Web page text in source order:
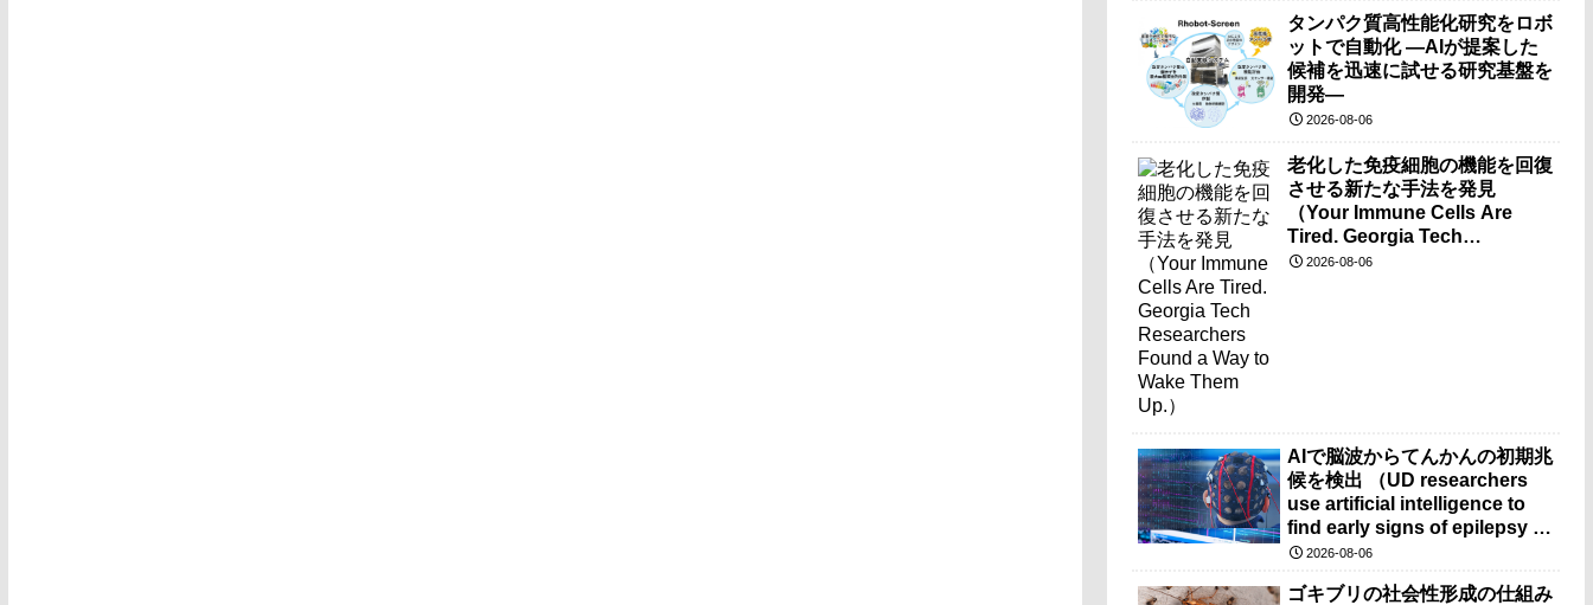
タンパク質高性能化研究をロボ
ットで自動化 ―AIが提案した
候補を迅速に試せる研究基盤を
開発―
2026-08-06
老化した免疫細胞の機能を回復
させる新たな手法を発見
（Your Immune Cells Are
Tired. Georgia Tech
Researchers Found a Way to
2026-08-06
AIで脳波からてんかんの初期兆
候を検出 （UD researchers
use artificial intelligence to
find early signs of epilepsy in
brain-wave recordings）
2026-08-06
ゴキブリの社会性形成の仕組み